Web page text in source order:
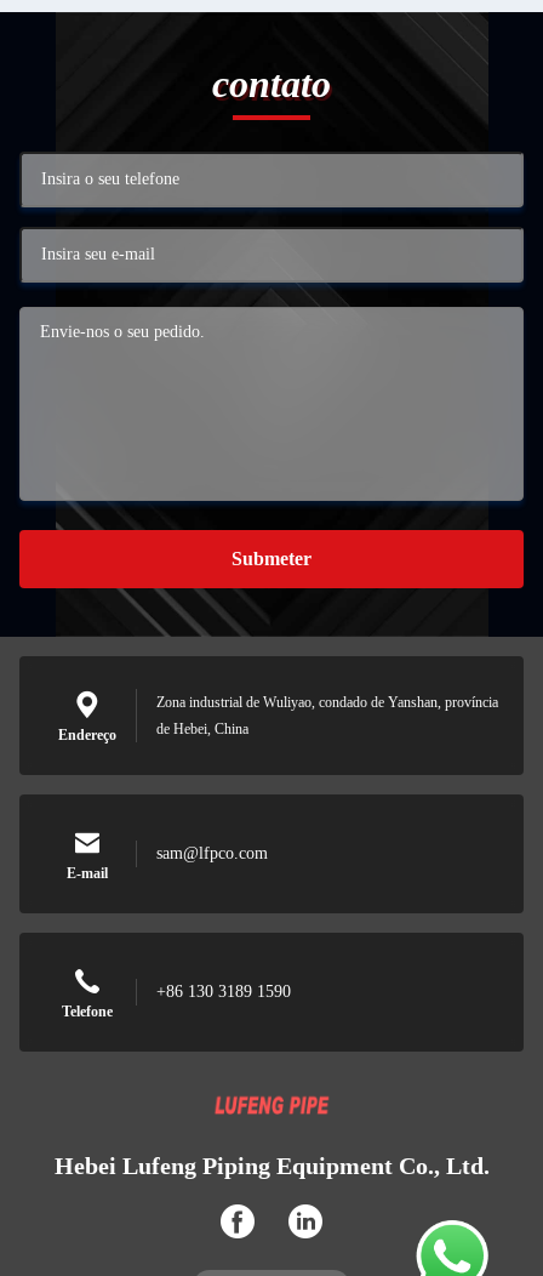
contato
Submeter
Endereço
Zona industrial de Wuliyao, condado de Yanshan, província
de Hebei, China
E-mail
sam@lfpco.com
Telefone
+86 130 3189 1590
Hebei Lufeng Piping Equipment Co., Ltd.